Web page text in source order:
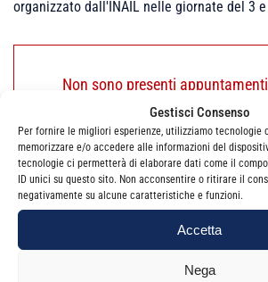
Gestisci Consenso
Per fornire le migliori esperienze, utilizziamo tecnologie
memorizzare e/o accedere alle informazioni del
tecnologie ci permetterà di elaborare dati come il
ID unici su questo sito. Non acconsentire o ritirare il
negativamente su alcune caratteristiche e funzioni.
Accetta
Nega
organizzato dall'INAIL nelle giornate del 3
Non sono presenti
evento.
←Corso di formazione